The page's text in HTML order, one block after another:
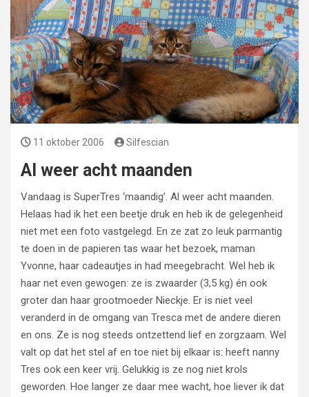
11 oktober 2006 Silfescian
Al weer acht maanden
Vandaag is SuperTres ‘maandig’. Al weer acht maanden.
Helaas had ik het een beetje druk en heb ik de gelegenheid
niet met een foto vastgelegd. En ze zat zo leuk parmantig
te doen in de papieren tas waar het bezoek, maman
Yvonne, haar cadeautjes in had meegebracht. Wel heb ik
haar net even gewogen: ze is zwaarder (3,5 kg) én ook
groter dan haar grootmoeder Nieckje. Er is niet veel
veranderd in de omgang van Tresca met de andere dieren
en ons. Ze is nog steeds ontzettend lief en zorgzaam. Wel
valt op dat het stel af en toe niet bij elkaar is: heeft nanny
Tres ook een keer vrij. Gelukkig is ze nog niet krols
geworden. Hoe langer ze daar mee wacht, hoe liever ik dat